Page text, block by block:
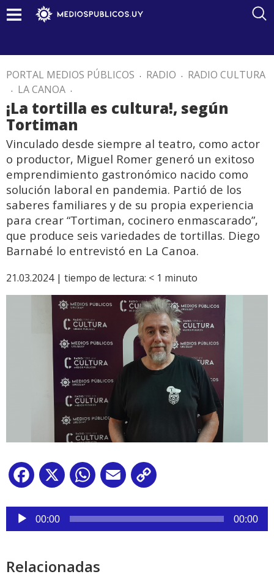
PORTAL MEDIOS PÚBLICOS . RADIO . RADIO CULTURA
. LA CANOA .
¡La tortilla es cultura!, según
Tortiman
Vinculado desde siempre al teatro, como actor
o productor, Miguel Romer generó un exitoso
emprendimiento gastronómico nacido como
solución laboral en pandemia. Partió de los
saberes familiares y de su propia experiencia
para crear “Tortiman, cocinero enmascarado”,
que produce seis variedades de tortillas. Diego
Barnabé lo entrevistó en La Canoa.
21.03.2024 | tiempo de lectura: < 1 minuto
Facebook
X WhatsApp
Email
Reproductor
audio
00:00 00:00
Relacionadas